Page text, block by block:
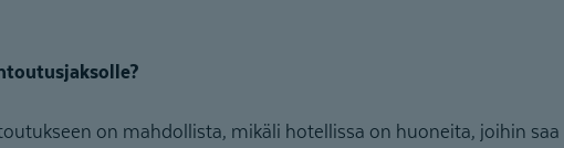
on mahdollista, mikäli hotellissa on huoneita, joihin saa